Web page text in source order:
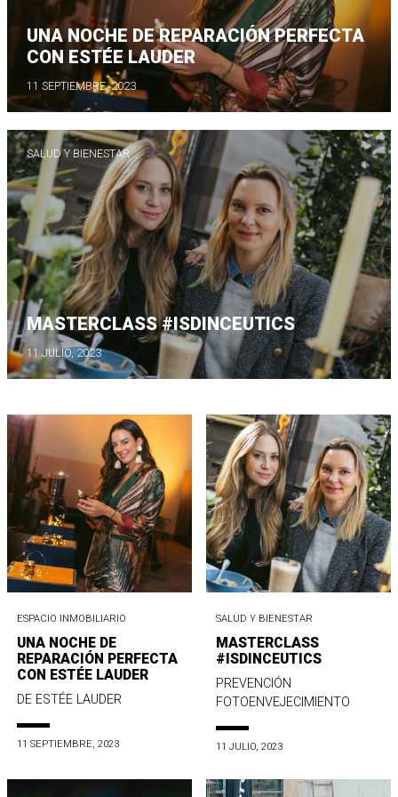
UNA NOCHE DE REPARACIÓN PERFECTA
CON ESTÉE LAUDER
11 SEPTIEMBRE, 2023
SALUD Y BIENESTAR
MASTERCLASS #ISDINCEUTICS
11 JULIO, 2023
ESPACIO INMOBILIARIO
UNA NOCHE DE
REPARACIÓN PERFECTA
CON ESTÉE LAUDER
DE ESTÉE LAUDER
11 SEPTIEMBRE, 2023
SALUD Y BIENESTAR
MASTERCLASS
#ISDINCEUTICS
PREVENCIÓN
FOTOENVEJECIMIENTO
11 JULIO, 2023